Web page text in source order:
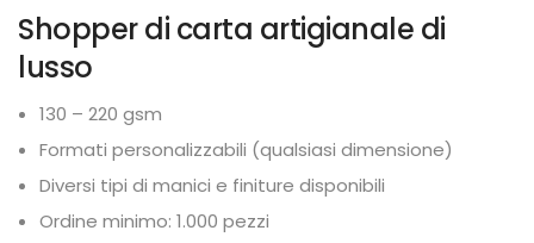
Shopper di carta artigianale di
lusso
130 – 220 gsm
Formati personalizzabili (qualsiasi dimensione)
Diversi tipi di manici e finiture disponibili
Ordine minimo: 1.000 pezzi